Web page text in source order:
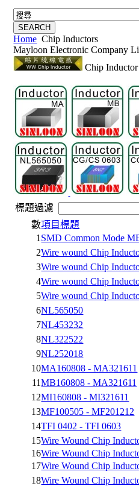
Home Chip Inductors
Mayloon Electronic Company
Chip
標題過濾
數項目標題
1 SMD Common Mode
2Wire wound Chip
3Wire wound Chip
4Wire wound Chip
5Wire wound Chip
6NL565050
7NL453232
8NL322522
9NL252018
10MA160808 - MA321611
11MB160808 - MA321611
12MI160808 - MI321611
13MF100505 - MF201212
14TFI 0402 - TFI 0603
15Wire Wound Chip
16Wire Wound Chip
17Wire Wound Chip
18Wire Wound Chip